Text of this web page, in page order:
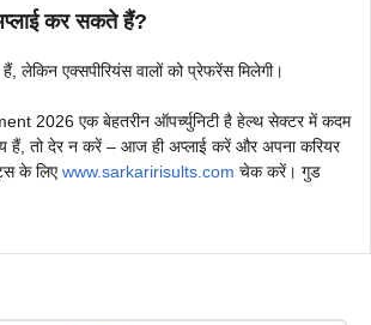
कर सकते हैं?
लेकिन एक्सपीरियंस वालों को प्रेफरेंस मिलेगी।
2026 एक बेहतरीन ऑपर्च्युनिटी है हेल्थ सेक्टर में कदम
हैं, तो देर न करें – आज ही अप्लाई करें और अपना करियर
के लिएwww.sarkaririsults.com चेक करें। गुड